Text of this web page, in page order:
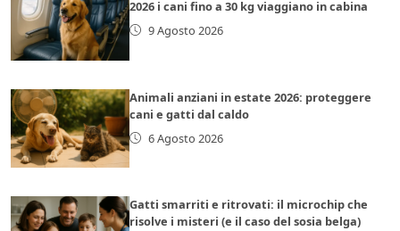
2026 i cani fino a 30 kg viaggiano in cabina
9 Agosto 2026
Animali anziani in estate 2026: proteggere
cani e gatti dal caldo
6 Agosto 2026
Gatti smarriti e ritrovati: il microchip che
risolve i misteri (e il caso del sosia belga)